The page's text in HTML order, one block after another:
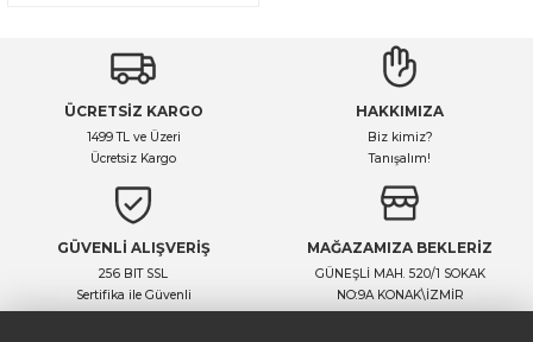
ÜCRETSİZ KARGO
1499 TL ve Üzeri
Ücretsiz Kargo
HAKKIMIZA
Biz kimiz?
Tanışalım!
GÜVENLİ ALIŞVERİŞ
256 BIT SSL
Sertifika ile Güvenli
MAĞAZAMIZA BEKLERİZ
GÜNEŞLİ MAH. 520/1 SOKAK
NO:9A KONAK\İZMİR